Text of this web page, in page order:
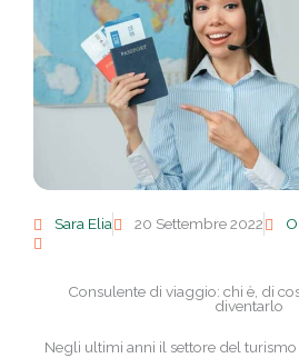
Sara Elia 20 Settembre 2022
Consulente di viaggio: chi è, di
diventarlo
Negli ultimi anni il settore del turismo